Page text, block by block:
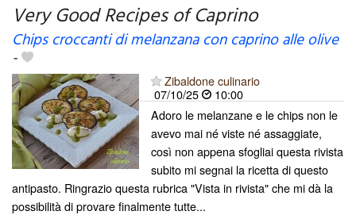
My favorite blogs
Very Good Recipes of Caprino
Chips croccanti di melanzana con caprino alle olive
-
Zibaldone culinario
07/10/25
10:00
Adoro le melanzane e le chips non le
avevo mai né viste né assaggiate,
così non appena sfogliai questa rivista
subito mi segnai la ricetta di questo
antipasto. Ringrazio questa rubrica "Vista in rivista" che mi dà la
possibilità di provare finalmente tutte...